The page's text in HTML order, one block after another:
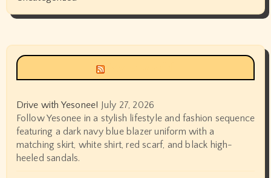
Drive with Yesonee! July 27, 2026
Follow Yesonee in a stylish lifestyle and fashion sequence
featuring a dark navy blue blazer uniform with a
matching skirt, white shirt, red scarf, and black high-
heeled sandals.